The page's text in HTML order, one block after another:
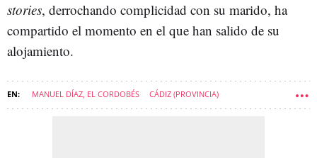
stories, derrochando complicidad con su marido, ha
compartido el momento en el que han salido de su
alojamiento.
MANUEL DÍAZ, EL CORDOBÉS CÁDIZ (PROVINCIA)